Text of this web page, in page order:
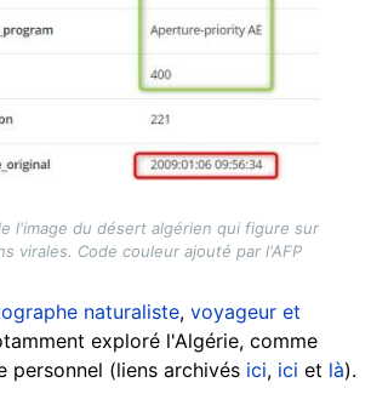
l'image du désert algérien qui figure sur
virales. Code couleur ajouté par l'AFP
naturaliste, voyageur et
exploré l'Algérie, comme
personnel (liens archivés ici, ici et là).